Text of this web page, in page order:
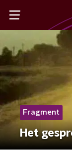
Fragment
Het